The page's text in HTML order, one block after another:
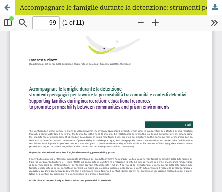
Accompagnare le famiglie durante la detenzione: strumenti pedagogici per favorire la permeabilità tra comunità e contesti detentivi